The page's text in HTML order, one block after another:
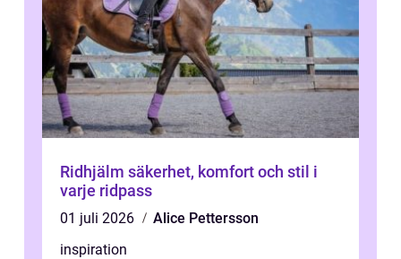
Ridhjälm säkerhet, komfort och stil i
varje ridpass
01 juli 2026
Alice Pettersson
inspiration